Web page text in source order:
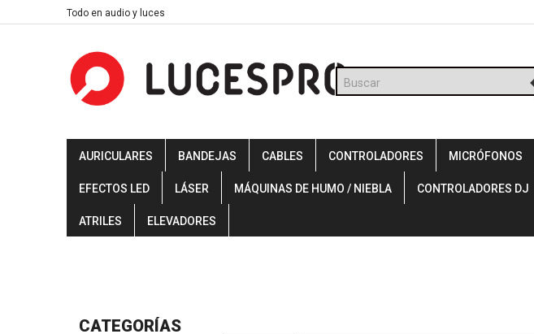
to
Todo en audio y luces
Búsqueda
de
productos
AURICULARES BANDEJAS CABLES CONTROLADORES MICRÓFONOS
EFECTOS LED LÁSER MÁQUINAS DE HUMO / NIEBLA CONTROLADORES DJ
ATRILES ELEVADORES
CATEGORÍAS